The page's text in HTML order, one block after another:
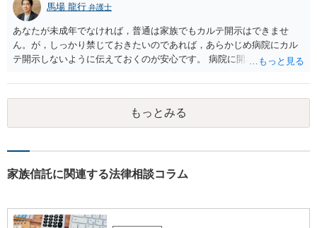
馬場 龍行 弁護士
あなたが未成年でなければ，普通は家族でもカルテ開示はできませ
ん。が，しっかり禁じておきたいのであれば，あらかじめ病院にカル
テ開示しないように伝えておくのが安心です。 病院に開示しないよう
可能性は低いのでコストパフォーマンスとしてはどうかなという感じ
がします。
もっとみる
家族信託に関連する法律相談コラム